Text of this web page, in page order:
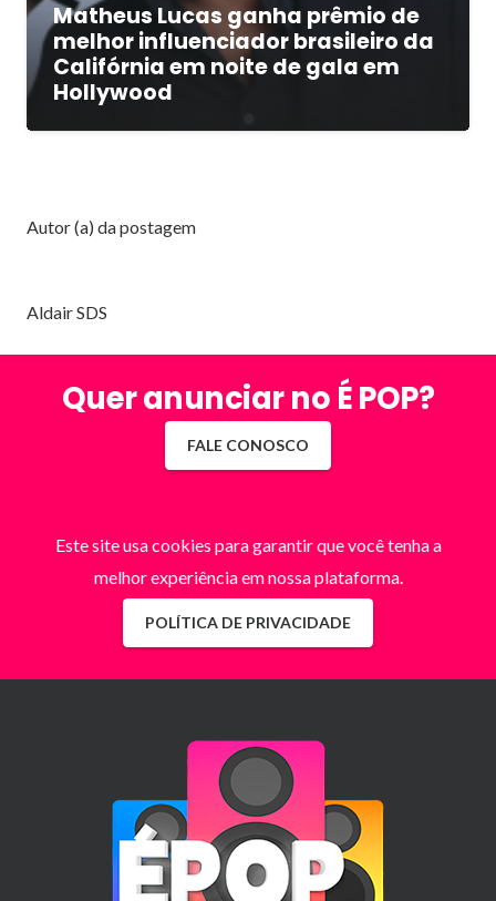
Matheus Lucas ganha prêmio de
melhor influenciador brasileiro da
Califórnia em noite de gala em
Hollywood
Autor (a) da postagem
Aldair SDS
Quer anunciar no É POP?
FALE CONOSCO
Este site usa cookies para garantir que você tenha a
melhor experiência em nossa plataforma.
POLÍTICA DE PRIVACIDADE